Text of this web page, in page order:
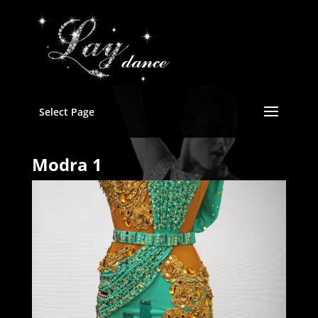
Select Page
Modra 1